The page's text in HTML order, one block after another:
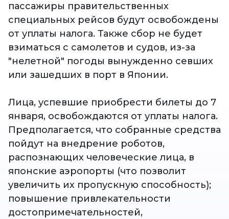
пассажиры правительственных
специальных рейсов будут освобождены
от уплаты налога. Также сбор не будет
взиматься с самолетов и судов, из-за
"нелетной" погоды вынужденно севших
или зашедших в порт в Японии.
Лица, успевшие приобрести билеты до 7
января, освобождаются от уплаты налога.
Предполагается, что собранные средства
пойдут на внедрение роботов,
распознающих человеческие лица, в
японские аэропорты (что позволит
увеличить их пропускную способность);
повышение привлекательности
достопримечательностей,